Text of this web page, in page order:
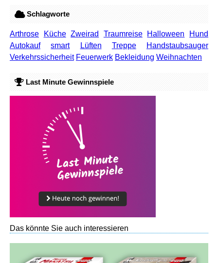
Schlagworte
Arthrose Küche Zweirad Traumreise Halloween
Hund
Autokauf
smart Lüften Treppe
Handstaubsauger
Verkehrssicherheit Feuerwerk Bekleidung Weihnachten
Last Minute Gewinnspiele
Das könnte Sie auch interessieren